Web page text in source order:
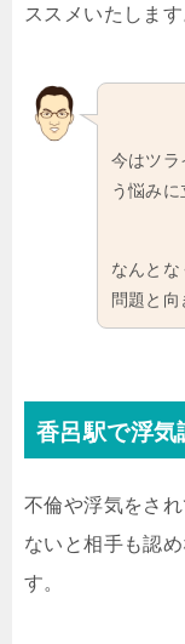
ススメいたします
今はツラ
う悩みに
なんと
問題と向
香呂駅で浮気
不倫や浮気をさ
ないと相手も認
す。